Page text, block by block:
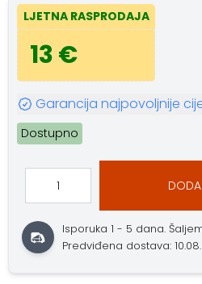
LJETNA RASPRODAJA
13 €
Garancija najpovoljnije
Dostupno
Isporuka 1 - 5 dana.
Predviđena dostava: